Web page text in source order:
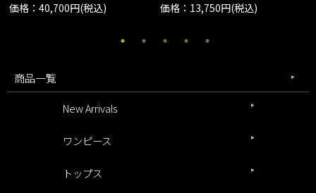
価格：40,700円(税込)
価格：13,750円(税込)
商品一覧
New Arrivals
ワンピース
トップス